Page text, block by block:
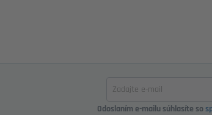
Zadajte
Odoslaním e-mailu súhlasíte so